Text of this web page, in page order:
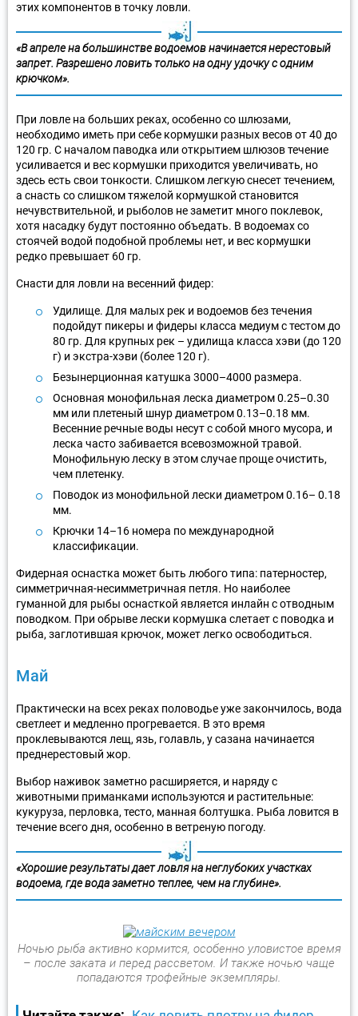
этих компонентов в точку ловли.
«В апреле на большинстве водоемов начинается нерестовый
запрет. Разрешено ловить только на одну удочку с одним
крючком».
При ловле на больших реках, особенно со шлюзами,
необходимо иметь при себе кормушки разных весов от 40 до
120 гр. С началом паводка или открытием шлюзов течение
усиливается и вес кормушки приходится увеличивать, но
здесь есть свои тонкости. Слишком легкую снесет течением,
а снасть со слишком тяжелой кормушкой становится
нечувствительной, и рыболов не заметит много поклевок,
хотя насадку будут постоянно объедать. В водоемах со
стоячей водой подобной проблемы нет, и вес кормушки
редко превышает 60 гр.
Снасти для ловли на весенний фидер:
Удилище. Для малых рек и водоемов без течения
подойдут пикеры и фидеры класса медиум с тестом до
80 гр. Для крупных рек – удилища класса хэви (до 120
г) и экстра-хэви (более 120 г).
Безынерционная катушка 3000–4000 размера.
Основная монофильная леска диаметром 0.25–0.30
мм или плетеный шнур диаметром 0.13–0.18 мм.
Весенние речные воды несут с собой много мусора, и
леска часто забивается всевозможной травой.
Монофильную леску в этом случае проще очистить,
чем плетенку.
Поводок из монофильной лески диаметром 0.16– 0.18
мм.
Крючки 14–16 номера по международной
классификации.
Фидерная оснастка может быть любого типа: патерностер,
симметричная-несимметричная петля. Но наиболее
гуманной для рыбы оснасткой является инлайн с отводным
поводком. При обрыве лески кормушка слетает с поводка и
рыба, заглотившая крючок, может легко освободиться.
Май
Практически на всех реках половодье уже закончилось, вода
светлеет и медленно прогревается. В это время
проклевываются лещ, язь, голавль, у сазана начинается
преднерестовый жор.
Выбор наживок заметно расширяется, и наряду с
животными приманками используются и растительные:
кукуруза, перловка, тесто, манная болтушка. Рыба ловится в
течение всего дня, особенно в ветреную погоду.
«Хорошие результаты дает ловля на неглубоких участках
водоема, где вода заметно теплее, чем на глубине».
Ночью рыба активно кормится, особенно уловистое время
– после заката и перед рассветом. И также ночью чаще
попадаются трофейные экземпляры.